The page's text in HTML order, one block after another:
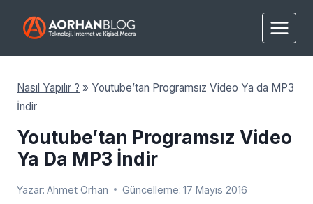
Nasıl Yapılır ? » Youtube’tan Programsız Video Ya da MP3
İndir
Youtube’tan Programsız Video
Ya Da MP3 İndir
Yazar: Ahmet Orhan Güncelleme: 17 Mayıs 2016